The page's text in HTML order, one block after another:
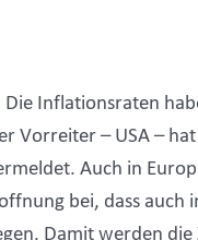
Die Inflationsraten
Vorreiter – USA –
Auch in
bei, dass auch
Damit werden